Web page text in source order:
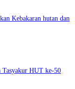
Kebakaran hutan dan
Tasyakur HUT ke-50